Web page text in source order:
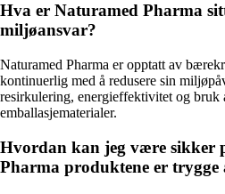
Hva er Naturamed Pharma
miljøansvar?
Naturamed Pharma er opptatt av
kontinuerlig med å redusere sin
resirkulering, energieffektivitet og
emballasjematerialer.
Hvordan kan jeg være sikker
Pharma produktene er trygge